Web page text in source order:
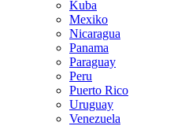
Kuba
Mexiko
Nicaragua
Panama
Paraguay
Peru
Puerto Rico
Uruguay
Venezuela